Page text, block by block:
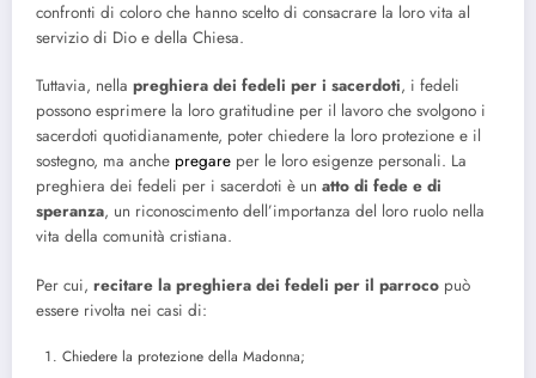
confronti di coloro che hanno scelto di consacrare la loro vita al
servizio di Dio e della Chiesa.
Tuttavia, nella preghiera dei fedeli per i sacerdoti, i fedeli
possono esprimere la loro gratitudine per il lavoro che svolgono i
sacerdoti quotidianamente, poter chiedere la loro protezione e il
sostegno, ma anche pregare per le loro esigenze personali. La
preghiera dei fedeli per i sacerdoti è un atto di fede e di
speranza, un riconoscimento dell’importanza del loro ruolo nella
vita della comunità cristiana.
Per cui, recitare la preghiera dei fedeli per il parroco può
essere rivolta nei casi di:
Chiedere la protezione della Madonna;